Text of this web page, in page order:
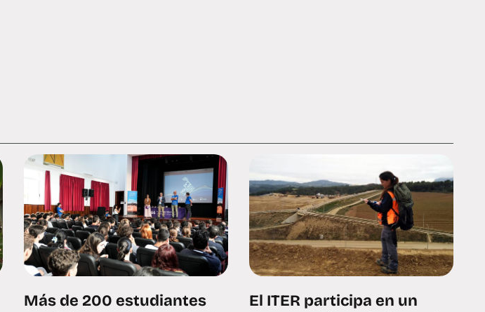
Más de 200 estudiantes
El ITER participa en un